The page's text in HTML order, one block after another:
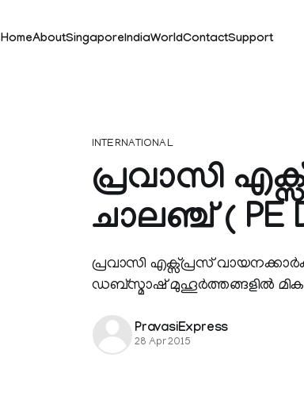
HomeAboutSingaporeIndiaWorldContactSupport
INTERNATIONAL
പ്രവാസി
ചാലഞ്ച് ( PE
പ്രവാസി എക്സ്പ്രസ്
ഡബ്സ്മാഷ്‌ മുഹൂര്‍ത്തങ്ങളില്‍
PravasiExpress
28 Apr 2015